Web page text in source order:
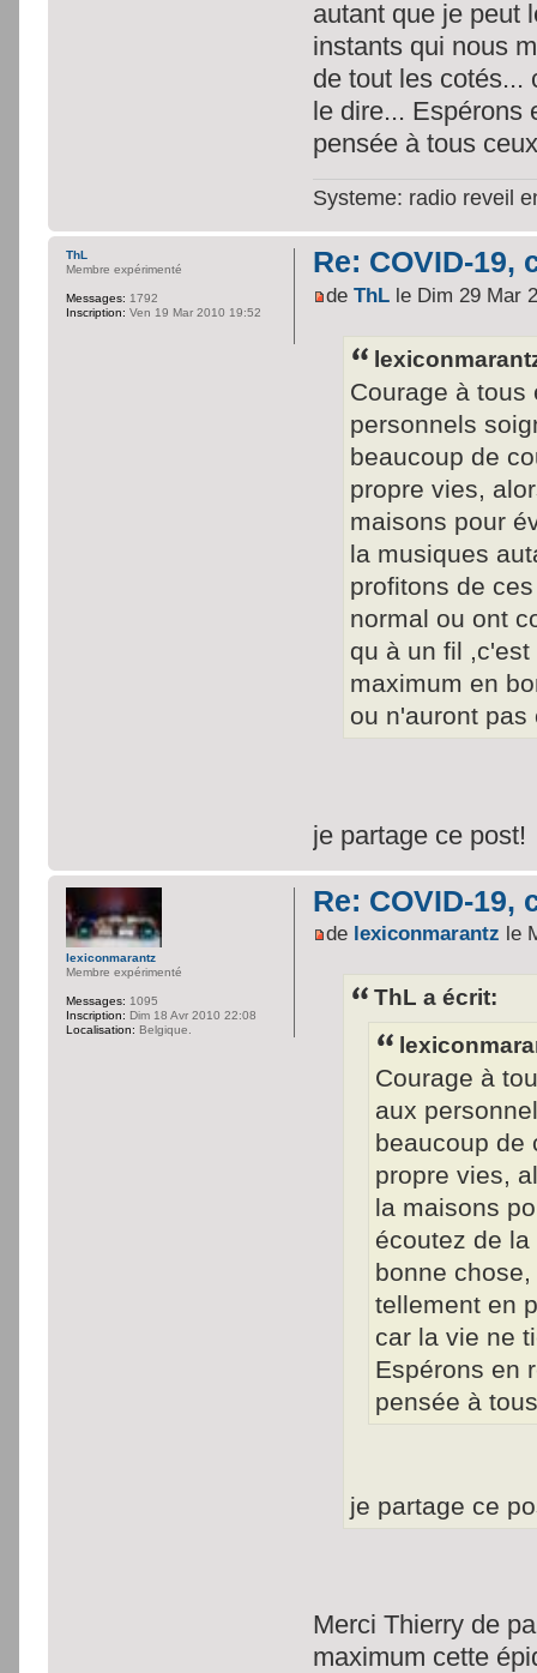
autant que je peut
instants qui nous
de tout les cotés...
le dire... Espérons
pensée à tous
Systeme: radio reveil
Re: COVID-19,
deThL le Dim 29 Mar
Courage à
personnels
beaucoup de
propre vies,
maisons pour
la musiques
profitons de
normal ou ont
qu à un fil
maximum en
ou n'auront pas
je partage ce post!
ThL
Membre expérimenté
Messages: 1792
Inscription: Ven 19 Mar 2010 19:52
Re: COVID-19,
de lexiconmarantz le
ThL a écrit:
Courage à
aux
beaucoup de
propre vies,
la maisons
écoutez de
bonne
tellement en
car la vie ne
Espérons en
pensée à
je partage ce
Merci Thierry de
maximum cette
lexiconmarantz
Membre expérimenté
Messages: 1095
Inscription: Dim 18 Avr 2010 22:08
Localisation: Belgique.